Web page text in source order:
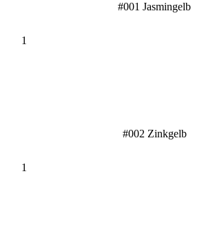
#001 Jasmingelb
#002 Zinkgelb